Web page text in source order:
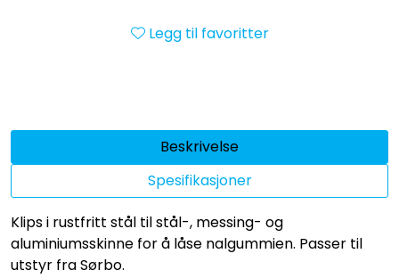
Legg til favoritter
Beskrivelse
Spesifikasjoner
Klips i rustfritt stål til stål-, messing- og
aluminiumsskinne for å låse nalgummien. Passer til
utstyr fra Sørbo.